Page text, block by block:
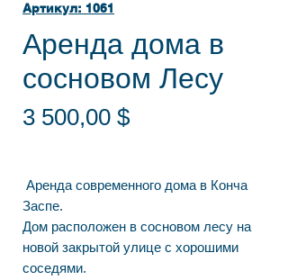
Артикул: 1061
Аренда дома в
сосновом Лесу
3 500,00 $Цена
Аренда современного дома в Конча
Заспе.
Дом расположен в сосновом лесу на
новой закрытой улице с хорошими
соседями.